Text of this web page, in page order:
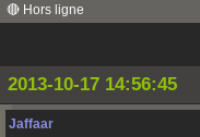
🔴 Hors ligne
2013-10-17 14:56:45
Jaffaar